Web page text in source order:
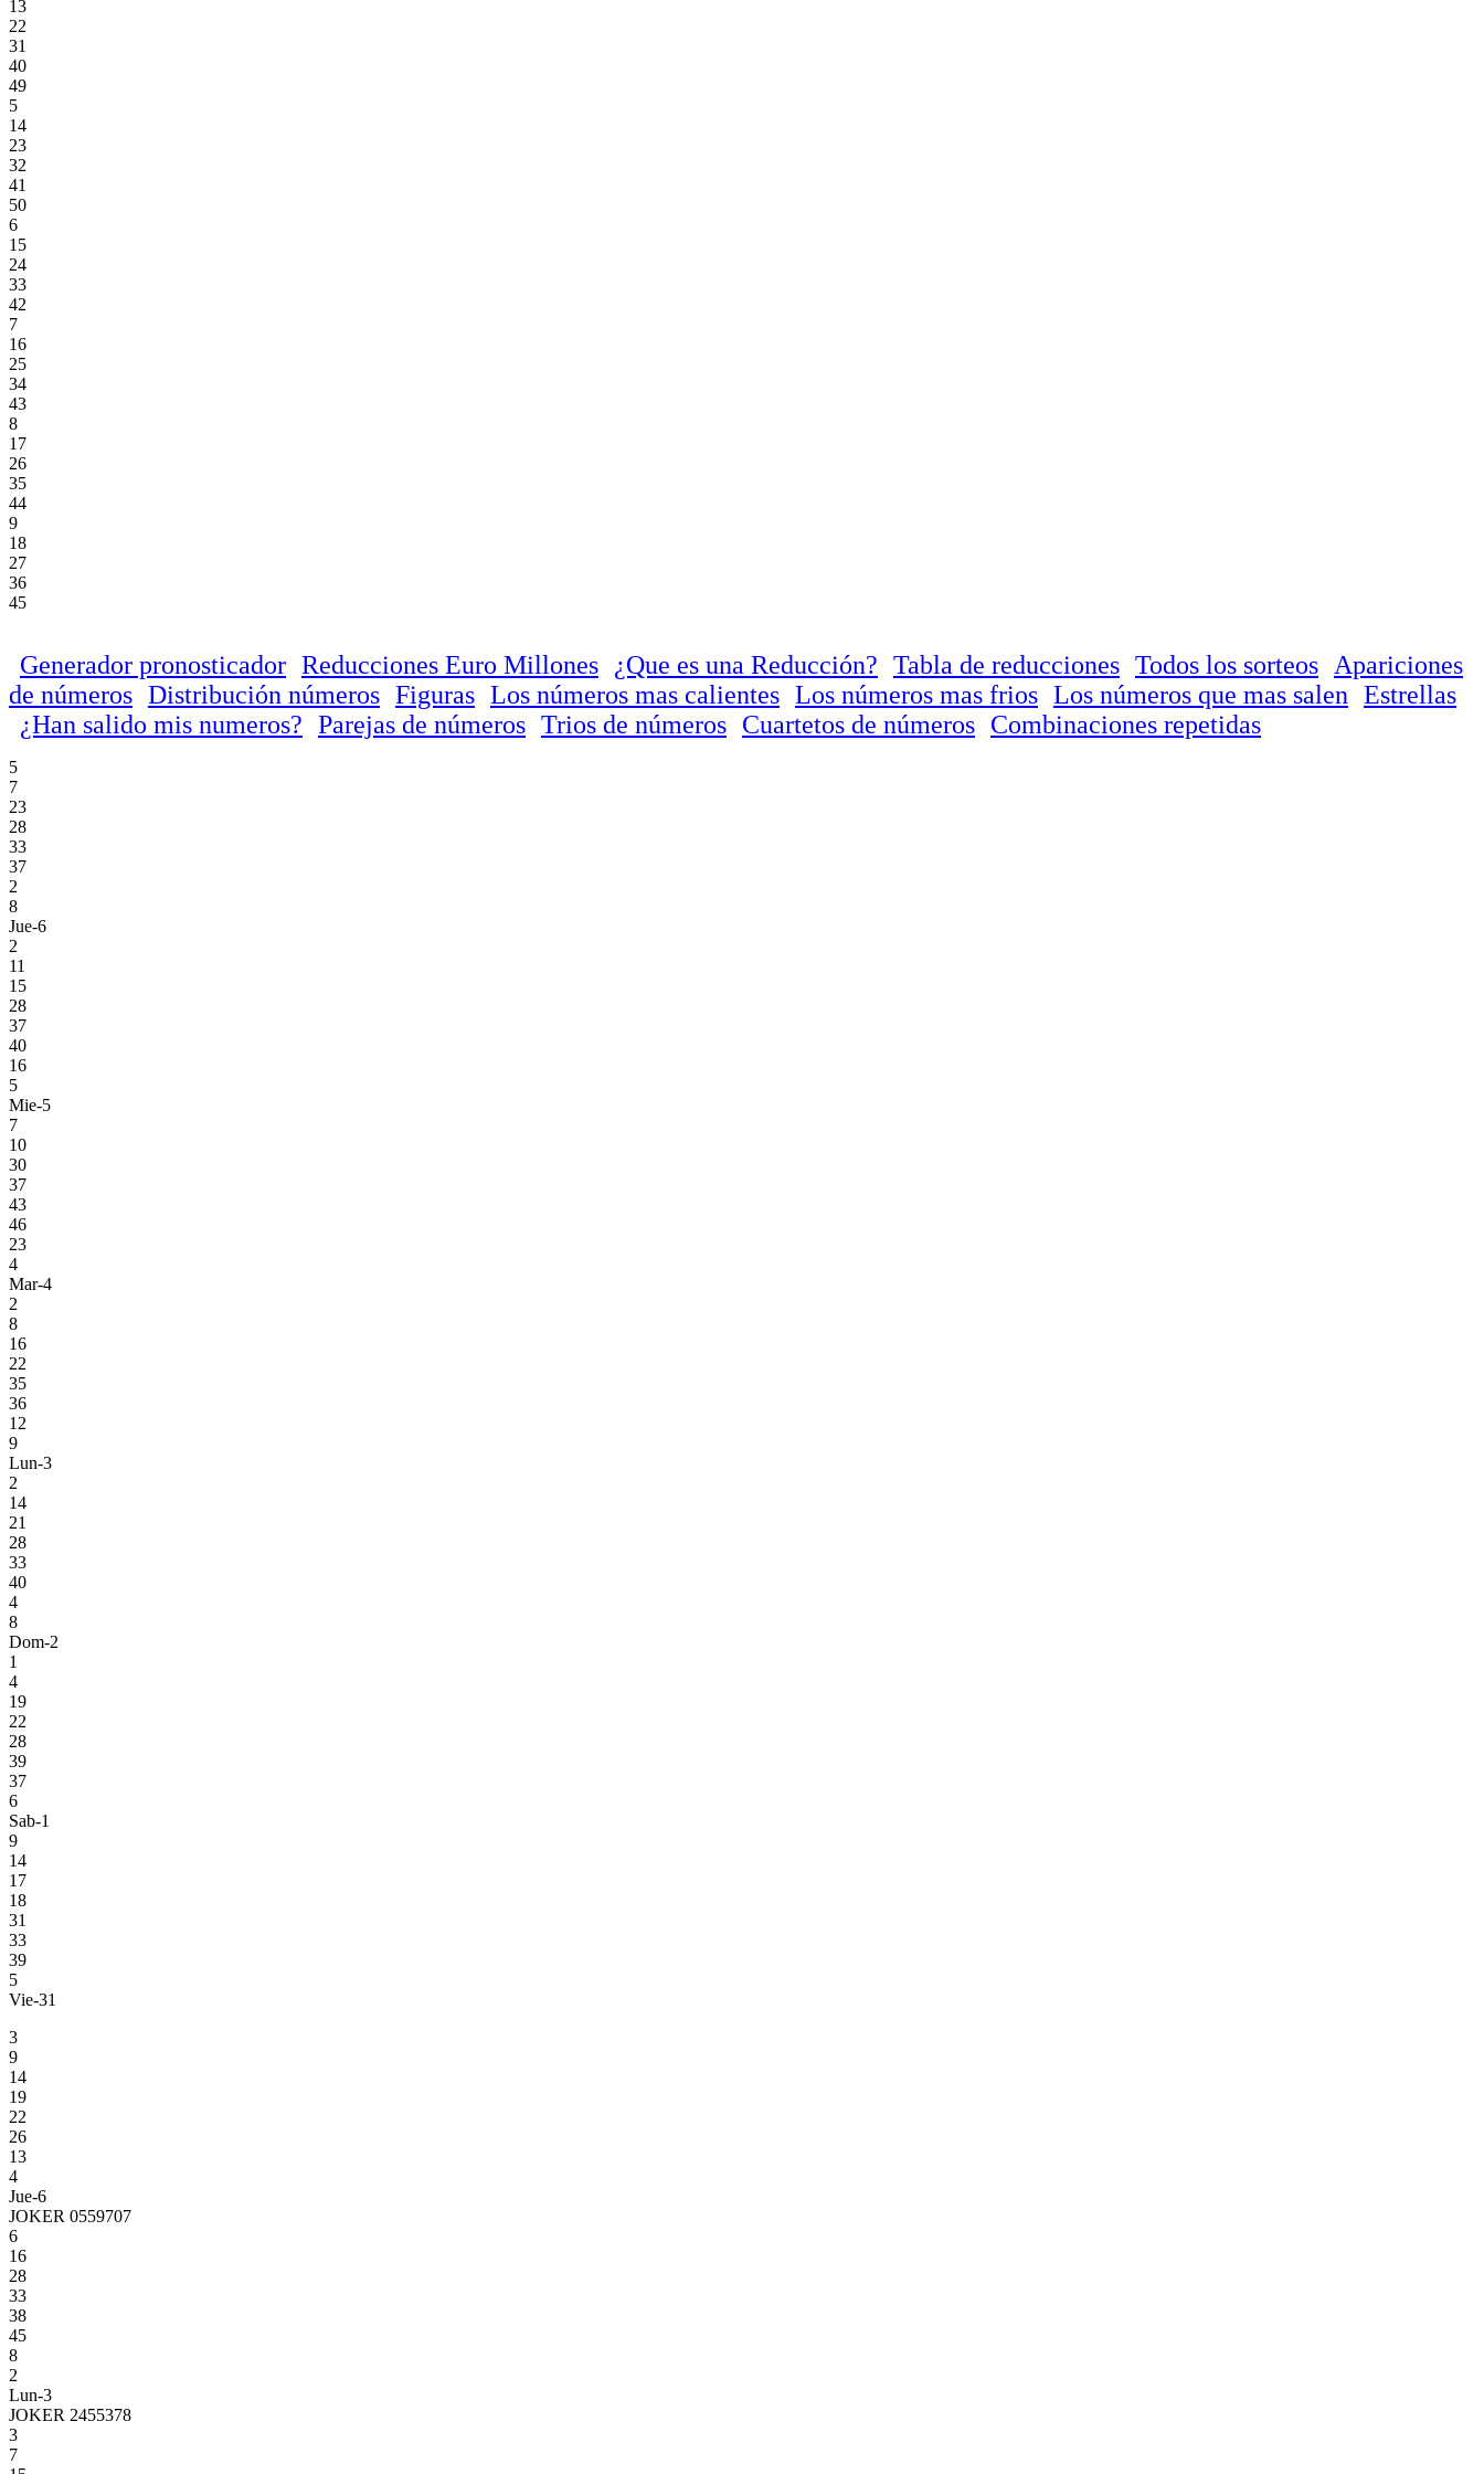
13
22
31
40
49
5
14
23
32
41
50
6
15
24
33
42
7
16
25
34
43
8
17
26
35
44
9
18
27
36
45
Generador pronosticador Reducciones Euro Millones ¿Que es una Reducción? Tabla de reducciones Todos los sorteos
Apariciones
de números Distribución números Figuras Los números mas calientes Los números mas frios Los números que mas salen Estrellas
¿Han salido mis numeros? Parejas de números Trios de números Cuartetos de números Combinaciones repetidas
5
7
23
28
33
37
2
8
Jue-6
2
11
15
28
37
40
16
5
Mie-5
7
10
30
37
43
46
23
4
Mar-4
2
8
16
22
35
36
12
9
Lun-3
2
14
21
28
33
40
4
8
Dom-2
1
4
19
22
28
39
37
6
Sab-1
9
14
17
18
31
33
39
5
Vie-31
3
9
14
19
22
26
13
4
Jue-6
JOKER 0559707
6
16
28
33
38
45
8
2
Lun-3
JOKER 2455378
3
7